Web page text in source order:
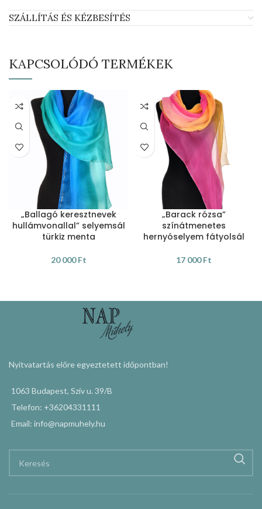
SZÁLLÍTÁS ÉS KÉZBESÍTÉS
KAPCSOLÓDÓ TERMÉKEK
„Ballagó keresztnevek
hullámvonallal” selyemsál
türkiz menta
20 000Ft
„Barack rózsa”
színátmenetes
hernyóselyem fátyolsál
17 000Ft
Nyitvatartás előre egyeztetett időpontban!
1063 Budapest, Szív u. 39/B
Telefon: +36204331111
Email: info@napmuhely.hu